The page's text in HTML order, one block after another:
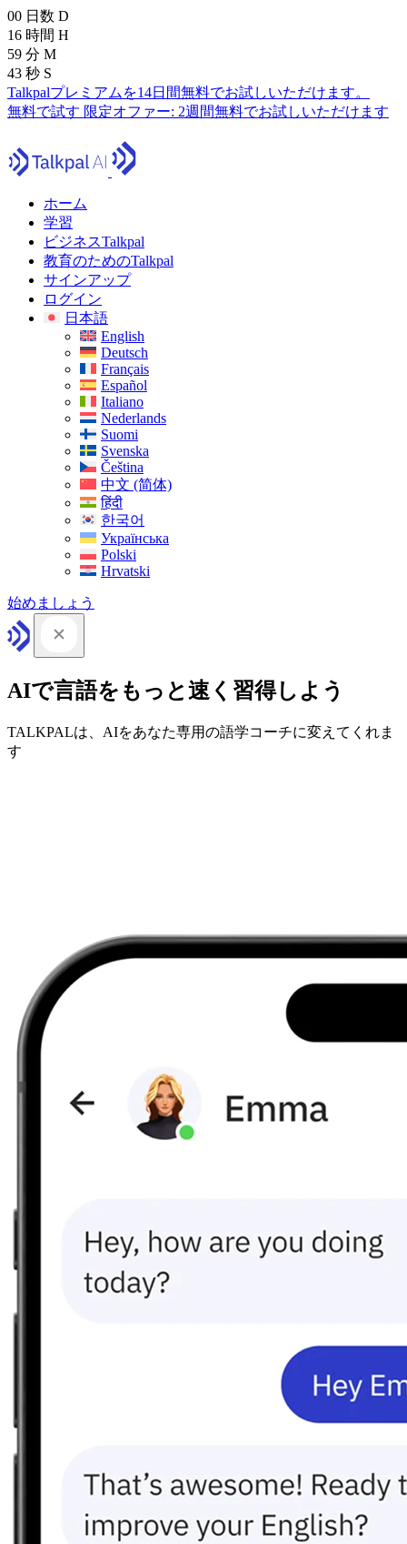
00 日数 D
16 時間 H
59 分 M
41 秒 S
Talkpalプレミアムを14日間無料でお試しいただけます。
無料で試す 限定オファー: 2週間無料でお試しいただけます
ホーム
学習
ビジネスTalkpal
教育のためのTalkpal
サインアップ
ログイン
日本語
English
Deutsch
Français
Español
Italiano
Nederlands
Suomi
Svenska
Čeština
中文 (简体)
हिंदी
한국어
Українська
Polski
Hrvatski
始めましょう
AIで言語をもっと速く習得しよう
TALKPALは、AIをあなた専用の語学コーチに変えてくれま
す